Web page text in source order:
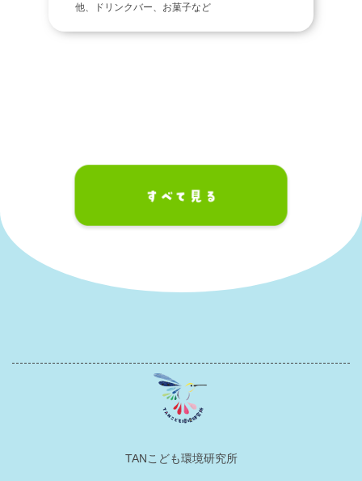
他、ドリンクバー、お菓子など
TANこども環境研究所